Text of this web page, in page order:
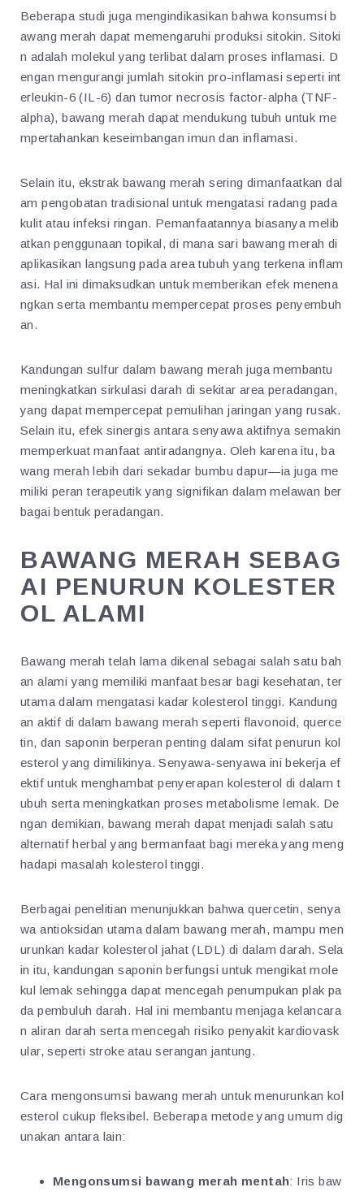
Beberapa studi juga mengindikasikan bahwa konsumsi b
awang merah dapat memengaruhi produksi sitokin. Sitoki
n adalah molekul yang terlibat dalam proses inflamasi. D
engan mengurangi jumlah sitokin pro-inflamasi seperti int
erleukin-6 (IL-6) dan tumor necrosis factor-alpha (TNF-
alpha), bawang merah dapat mendukung tubuh untuk me
mpertahankan keseimbangan imun dan inflamasi.
Selain itu, ekstrak bawang merah sering dimanfaatkan dal
am pengobatan tradisional untuk mengatasi radang pada
kulit atau infeksi ringan. Pemanfaatannya biasanya melib
atkan penggunaan topikal, di mana sari bawang merah di
aplikasikan langsung pada area tubuh yang terkena inflam
asi. Hal ini dimaksudkan untuk memberikan efek menena
ngkan serta membantu mempercepat proses penyembuh
an.
Kandungan sulfur dalam bawang merah juga membantu
meningkatkan sirkulasi darah di sekitar area peradangan,
yang dapat mempercepat pemulihan jaringan yang rusak.
Selain itu, efek sinergis antara senyawa aktifnya semakin
memperkuat manfaat antiradangnya. Oleh karena itu, ba
wang merah lebih dari sekadar bumbu dapur—ia juga me
miliki peran terapeutik yang signifikan dalam melawan ber
bagai bentuk peradangan.
BAWANG MERAH SEBAG
AI PENURUN KOLESTER
OL ALAMI
Bawang merah telah lama dikenal sebagai salah satu bah
an alami yang memiliki manfaat besar bagi kesehatan, ter
utama dalam mengatasi kadar kolesterol tinggi. Kandung
an aktif di dalam bawang merah seperti flavonoid, querce
tin, dan saponin berperan penting dalam sifat penurun kol
esterol yang dimilikinya. Senyawa-senyawa ini bekerja ef
ektif untuk menghambat penyerapan kolesterol di dalam t
ubuh serta meningkatkan proses metabolisme lemak. De
ngan demikian, bawang merah dapat menjadi salah satu
alternatif herbal yang bermanfaat bagi mereka yang meng
hadapi masalah kolesterol tinggi.
Berbagai penelitian menunjukkan bahwa quercetin, senya
wa antioksidan utama dalam bawang merah, mampu men
urunkan kadar kolesterol jahat (LDL) di dalam darah. Sela
in itu, kandungan saponin berfungsi untuk mengikat mole
kul lemak sehingga dapat mencegah penumpukan plak pa
da pembuluh darah. Hal ini membantu menjaga kelancara
n aliran darah serta mencegah risiko penyakit kardiovask
ular, seperti stroke atau serangan jantung.
Cara mengonsumsi bawang merah untuk menurunkan kol
esterol cukup fleksibel. Beberapa metode yang umum dig
unakan antara lain:
Mengonsumsi bawang merah mentah: Iris baw